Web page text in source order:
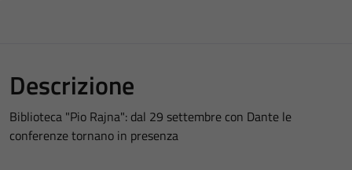
Descrizione
Biblioteca "Pio Rajna": dal 29 settembre con Dante le
conferenze tornano in presenza